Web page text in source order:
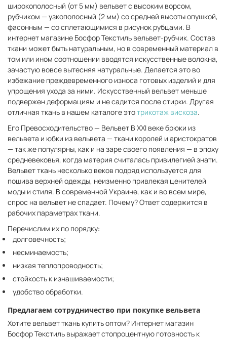
широкополосный (от 5 мм) вельвет с высоким ворсом,
рубчиком — узкополосный (2 мм) со средней высоты опушкой,
фасонным — со сплетающимися в рисунок рубцами. В
интернет магазине Босфор Текстиль вельвет-рубчик. Состав
ткани может быть натуральным, но в современный материал в
том или ином соотношении вводятся искусственные волокна,
зачастую вовсе вытесняя натуральные. Делается это во
избежание преждевременного износа готовых изделий и для
упрощения ухода за ними. Искусственный вельвет меньше
подвержен деформациям и не садится после стирки. Другая
отличная ткань в нашем каталоге этотрикотаж вискоза.
Его Превосходительство — Вельвет В XXI веке брюки из
вельвета и юбки из вельвета — ткани королей и аристократов
— так же популярны, как и на заре своего появления — в эпоху
средневековья, когда материя считалась привилегией знати.
Вельвет ткань несколько веков подряд используется для
пошива верхней одежды, неизменно привлекая ценителей
моды и стиля. В современной Украине, как и во всем мире,
спрос на вельвет не спадает. Почему? Ответ содержится в
рабочих параметрах ткани.
Перечислим их по порядку:
долговечность;
несминаемость;
низкая теплопроводность;
стойкость к изнашиваемости;
удобство обработки.
Предлагаем сотрудничество при покупке вельвета
Хотите вельвет ткань купить оптом? Интернет магазин
Босфор Текстиль выражает стопроцентную готовность к